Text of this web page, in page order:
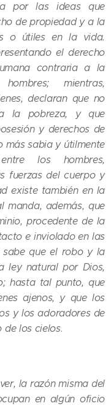
por las ideas que
de propiedad y a la
o útiles en la vida.
el derecho
contraria a la
mientras,
declaran que no
la pobreza, y que
y derechos de
más sabia y útilmente
los hombres,
fuerzas del cuerpo y
existe también en la
manda, además, que
procedente de la
e inviolado en las
sabe que el robo y la
ley natural por Dios,
hasta tal punto, que
ajenos, y que los
y los adoradores de
de los cielos.
la razón misma del
en algún oficio